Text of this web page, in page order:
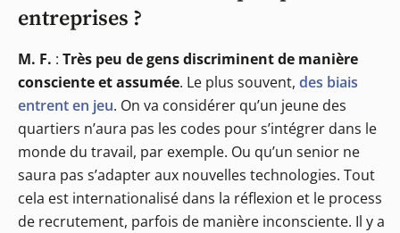
entreprises ?
M. F. : Très peu de gens discriminent de manière
consciente et assumée. Le plus souvent, des biais
entrent en jeu. On va considérer qu’un jeune des
quartiers n’aura pas les codes pour s’intégrer dans le
monde du travail, par exemple. Ou qu’un senior ne
saura pas s’adapter aux nouvelles technologies. Tout
cela est internationalisé dans la réflexion et le process
de recrutement, parfois de manière inconsciente. Il y a